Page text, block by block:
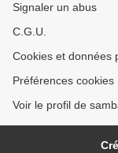
Signaler un abus
C.G.U.
Cookies et données
Préférences cookies
Voir le profil de